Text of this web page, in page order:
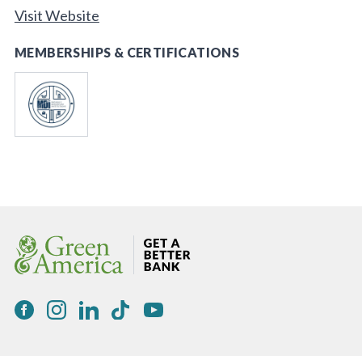
Visit Website
MEMBERSHIPS & CERTIFICATIONS